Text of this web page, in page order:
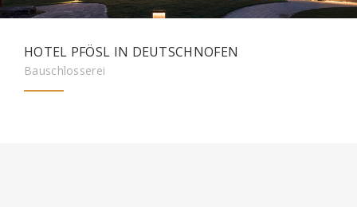
HOTEL PFÖSL IN DEUTSCHNOFEN
Bauschlosserei